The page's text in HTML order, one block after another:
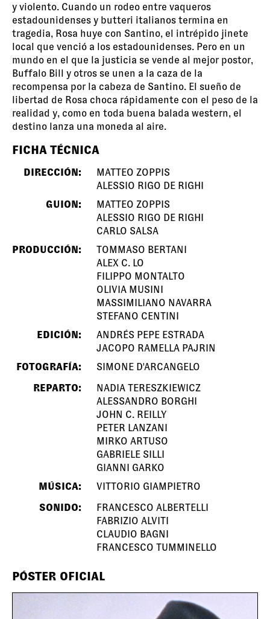
y violento. Cuando un rodeo entre vaqueros
estadounidenses y butteri italianos termina en
tragedia, Rosa huye con Santino, el intrépido jinete
local que venció a los estadounidenses. Pero en un
mundo en el que la justicia se vende al mejor postor,
Buffalo Bill y otros se unen a la caza de la
recompensa por la cabeza de Santino. El sueño de
libertad de Rosa choca rápidamente con el peso de la
realidad y, como en toda buena balada western, el
destino lanza una moneda al aire.
FICHA TÉCNICA
DIRECCIÓN:
MATTEO ZOPPIS
ALESSIO RIGO DE RIGHI
GUION:
MATTEO ZOPPIS
ALESSIO RIGO DE RIGHI
CARLO SALSA
PRODUCCIÓN:
TOMMASO BERTANI
ALEX C. LO
FILIPPO MONTALTO
OLIVIA MUSINI
MASSIMILIANO NAVARRA
STEFANO CENTINI
EDICIÓN:
ANDRÉS PEPE ESTRADA
JACOPO RAMELLA PAJRIN
FOTOGRAFÍA:
SIMONE D'ARCANGELO
REPARTO:
NADIA TERESZKIEWICZ
ALESSANDRO BORGHI
JOHN C. REILLY
PETER LANZANI
MIRKO ARTUSO
GABRIELE SILLI
GIANNI GARKO
MÚSICA:
VITTORIO GIAMPIETRO
SONIDO:
FRANCESCO ALBERTELLI
FABRIZIO ALVITI
CLAUDIO BAGNI
FRANCESCO TUMMINELLO
PÓSTER OFICIAL